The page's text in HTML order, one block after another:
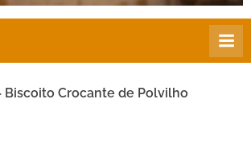
Biscoito Crocante de Polvilho